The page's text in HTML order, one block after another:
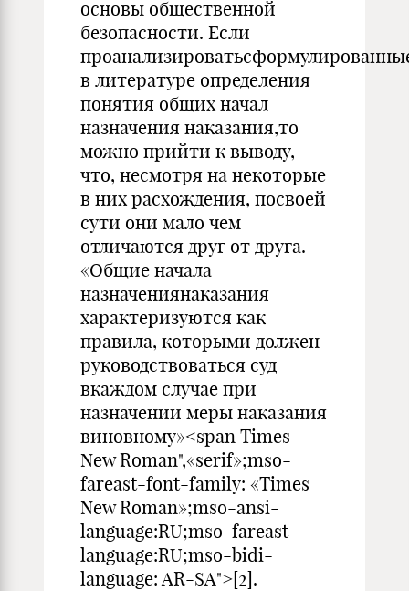
основы общественной
безопасности. Если
в литературе определения
понятия общих начал
назначения наказания,то
можно прийти к выводу,
что, несмотря на некоторые
в них расхождения, посвоей
сути они мало чем
отличаются друг от друга.
«Общие начала
назначениянаказания
характеризуются как
правила, которыми должен
руководствоваться суд
вкаждом случае при
назначении меры наказания
виновному»<span Times
New Roman",«serif»;mso-
fareast-font-family: «Times
New Roman»;mso-ansi-
language:RU;mso-fareast-
language:RU;mso-bidi-
language: AR-SA">[2].